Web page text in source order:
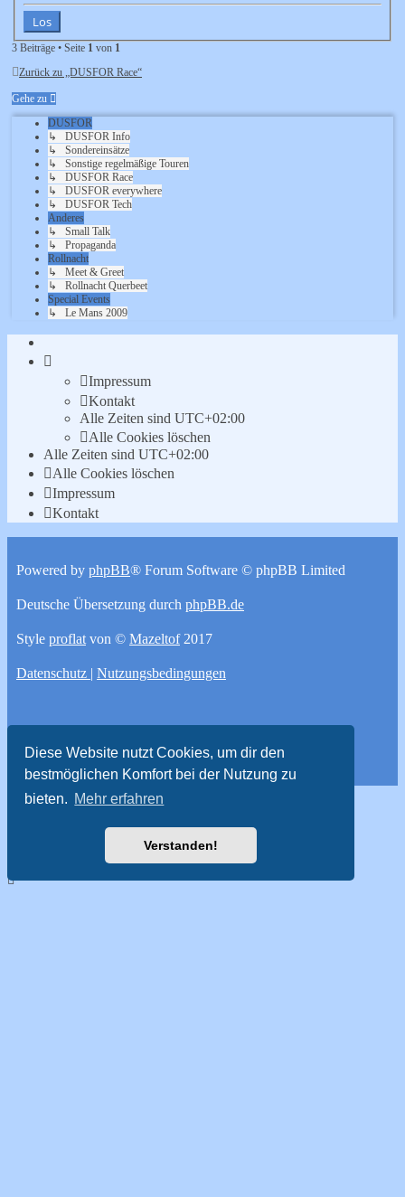
Diese Website nutzt Cookies, um dir den
bestmöglichen Komfort bei der Nutzung zu
bieten. Mehr erfahren
Verstanden!
3 Beiträge • Seite 1 von 1
Zurück zu „DUSFOR Race“
Gehe zu
DUSFOR
↳ DUSFOR Info
↳ Sondereinsätze
↳ Sonstige regelmäßige Touren
↳ DUSFOR Race
↳ DUSFOR everywhere
↳ DUSFOR Tech
Anderes
↳ Small Talk
↳ Propaganda
Rollnacht
↳ Meet & Greet
↳ Rollnacht Querbeet
Special Events
↳ Le Mans 2009
Impressum
Kontakt
Alle Zeiten sind UTC+02:00
Alle Cookies löschen
Alle Zeiten sind UTC+02:00
Alle Cookies löschen
Impressum
Kontakt
Powered by phpBB® Forum Software © phpBB Limited
Deutsche Übersetzung durch phpBB.de
Style proflat von © Mazeltof2017
Datenschutz | Nutzungsbedingungen